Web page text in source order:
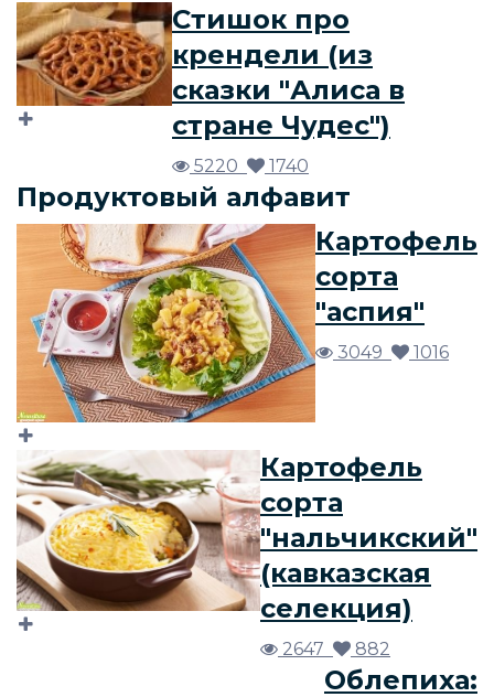
Стишок про
крендели (из
сказки "Алиса в
стране Чудес")
5220 1740
Продуктовый алфавит
Картофель
сорта
"аспия"
3049 1016
Картофель
сорта
"нальчикский"
(кавказская
селекция)
2647 882
Облепиха: